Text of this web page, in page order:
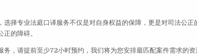
选择专业法庭口译服务不仅是对自身权益的保障，更是对司法公
的障碍。
务，请提前至少72小时预约，我们将为您安排最匹配案件需求的资